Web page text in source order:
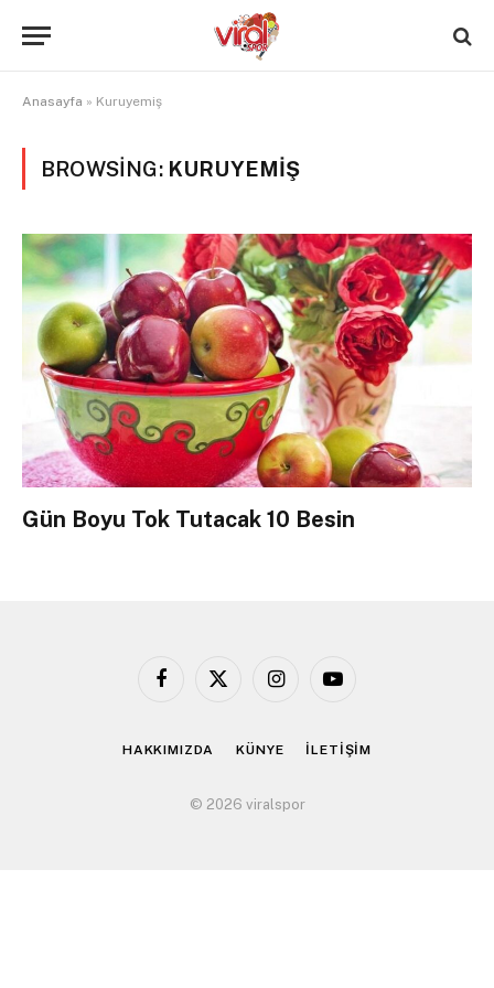
Anasayfa » Kuruyemiş
BROWSING: KURUYEMIŞ
Gün Boyu Tok Tutacak 10 Besin
Facebook
X
InstagramYouTube
HAKKIMIZDA KÜNYE İLETİŞİM
© 2026 viralspor